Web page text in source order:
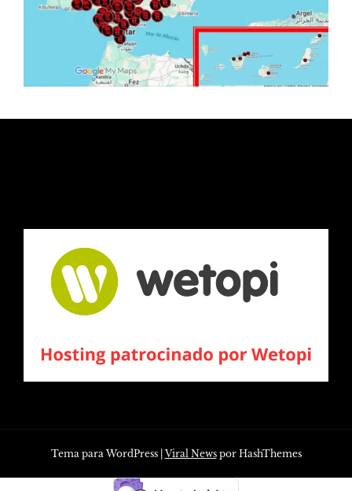
Tema para WordPress Viral Newspor HashThemes